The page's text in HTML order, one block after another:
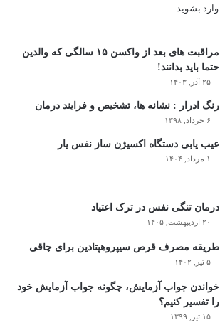
وارد بشوید.
مراقبت های بعد از واکسن ۱۵ سالگی که والدین
حتما باید بدانند!
۲۵ آذر, ۱۴۰۳
رنگ ادرار : نشانه ها، تشخیص و فرایند درمان
۶ خرداد, ۱۳۹۸
عیب یابی دستگاه اکسیژن ساز نفس یار
۱ مرداد, ۱۴۰۴
درمان تنگی نفس در ترک اعتیاد
۲۰ اردیبهشت, ۱۴۰۵
طریقه مصرف قرص سیپروهپتادین برای چاقی
۵ تیر, ۱۴۰۲
خواندن جواب آزمایش، چگونه جواب آزمایش خود
را تفسیر کنیم؟
۱۵ تیر, ۱۳۹۹